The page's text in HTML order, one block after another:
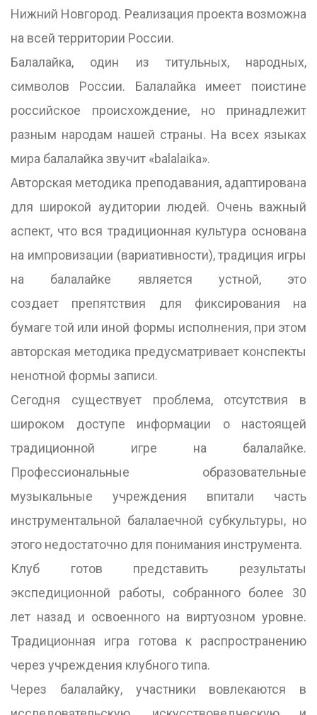
Нижний Новгород. Реализация проекта возможна
на всей территории России.
Балалайка, один из титульных, народных,
символов России. Балалайка имеет поистине
российское происхождение, но принадлежит
разным народам нашей страны. На всех языках
мира балалайка звучит «balalaika».
Авторская методика преподавания, адаптирована
для широкой аудитории людей. Очень важный
аспект, что вся традиционная культура основана
на импровизации (вариативности), традиция игры
на балалайке является устной, это
создает препятствия для фиксирования на
бумаге той или иной формы исполнения, при этом
авторская методика предусматривает конспекты
ненотной формы записи.
Сегодня существует проблема, отсутствия в
широком доступе информации о настоящей
традиционной игре на балалайке.
Профессиональные образовательные
музыкальные учреждения впитали часть
инструментальной балалаечной субкультуры, но
этого недостаточно для понимания инструмента.
Клуб готов представить результаты
экспедиционной работы, собранного более 30
лет назад и освоенного на виртуозном уровне.
Традиционная игра готова к распространению
через учреждения клубного типа.
Через балалайку, участники вовлекаются в